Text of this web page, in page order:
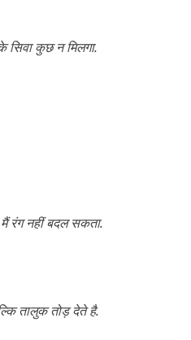
सिवा कुछ न मिलगा.
रंग नहीं बदल सकता.
तालुक तोड़ देते है.